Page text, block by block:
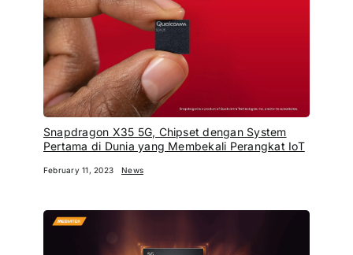
Snapdragon X35 5G, Chipset dengan System
Pertama di Dunia yang Membekali Perangkat IoT
February 11, 2023 News